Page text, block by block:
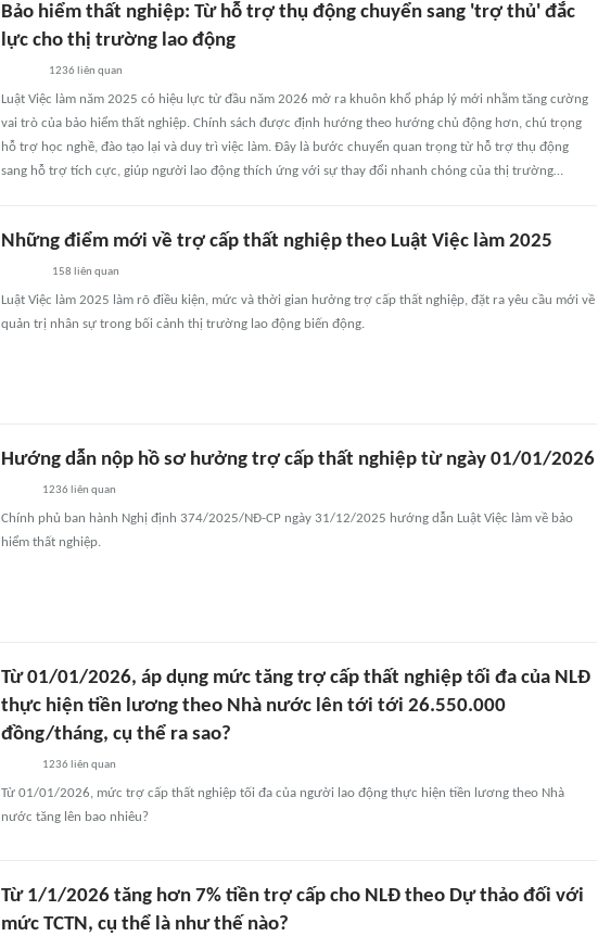
Bảo hiểm thất nghiệp: Từ hỗ trợ thụ động chuyển sang 'trợ thủ' đắc
lực cho thị trường lao động
1236 liên quan
Luật Việc làm năm 2025 có hiệu lực từ đầu năm 2026 mở ra khuôn khổ pháp lý mới nhằm tăng cường
vai trò của bảo hiểm thất nghiệp. Chính sách được định hướng theo hướng chủ động hơn, chú trọng
hỗ trợ học nghề, đào tạo lại và duy trì việc làm. Đây là bước chuyển quan trọng từ hỗ trợ thụ động
sang hỗ trợ tích cực, giúp người lao động thích ứng với sự thay đổi nhanh chóng của thị trường…
Những điểm mới về trợ cấp thất nghiệp theo Luật Việc làm 2025
158 liên quan
Luật Việc làm 2025 làm rõ điều kiện, mức và thời gian hưởng trợ cấp thất nghiệp, đặt ra yêu cầu mới về
quản trị nhân sự trong bối cảnh thị trường lao động biến động.
Hướng dẫn nộp hồ sơ hưởng trợ cấp thất nghiệp từ ngày 01/01/2026
1236 liên quan
Chính phủ ban hành Nghị định 374/2025/NĐ-CP ngày 31/12/2025 hướng dẫn Luật Việc làm về bảo
hiểm thất nghiệp.
Từ 01/01/2026, áp dụng mức tăng trợ cấp thất nghiệp tối đa của NLĐ
thực hiện tiền lương theo Nhà nước lên tới tới 26.550.000
đồng/tháng, cụ thể ra sao?
1236 liên quan
Từ 01/01/2026, mức trợ cấp thất nghiệp tối đa của người lao động thực hiện tiền lương theo Nhà
nước tăng lên bao nhiêu?
Từ 1/1/2026 tăng hơn 7% tiền trợ cấp cho NLĐ theo Dự thảo đối với
mức TCTN, cụ thể là như thế nào?